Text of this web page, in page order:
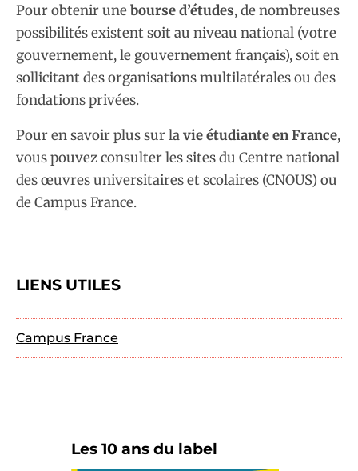
Pour obtenir unebourse d’études, de nombreuses
possibilités existent soit au niveau national (votre
gouvernement, le gouvernement français), soit en
sollicitant des organisations multilatérales ou des
fondations privées.
Pour en savoir plus sur lavie étudiante en France,
vous pouvez consulter les sites du Centre national
des œuvres universitaires et scolaires (CNOUS) ou
de Campus France.
LIENS UTILES
Campus France
Les 10 ans du label